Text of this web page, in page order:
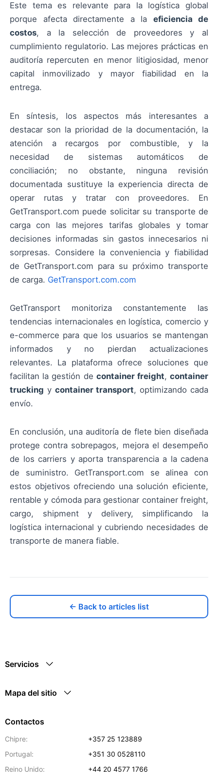
Este tema es relevante para la logística global
porque afecta directamente a la eficiencia de
costos, a la selección de proveedores y al
cumplimiento regulatorio. Las mejores prácticas en
auditoría repercuten en menor litigiosidad, menor
capital inmovilizado y mayor fiabilidad en la
entrega.
En síntesis, los aspectos más interesantes a
destacar son la prioridad de la documentación, la
atención a recargos por combustible, y la
necesidad de sistemas automáticos de
conciliación; no obstante, ninguna revisión
documentada sustituye la experiencia directa de
operar rutas y tratar con proveedores. En
GetTransport.com puede solicitar su transporte de
carga con las mejores tarifas globales y tomar
decisiones informadas sin gastos innecesarios ni
sorpresas. Considere la conveniencia y fiabilidad
de GetTransport.com para su próximo transporte
de carga. GetTransport.com.com
GetTransport monitoriza constantemente las
tendencias internacionales en logística, comercio y
e-commerce para que los usuarios se mantengan
informados y no pierdan actualizaciones
relevantes. La plataforma ofrece soluciones que
facilitan la gestión de container freight,container
trucking y container transport, optimizando cada
envío.
En conclusión, una auditoría de flete bien diseñada
protege contra sobrepagos, mejora el desempeño
de los carriers y aporta transparencia a la cadena
de suministro. GetTransport.com se alinea con
estos objetivos ofreciendo una solución eficiente,
rentable y cómoda para gestionar container freight,
cargo, shipment y delivery, simplificando la
logística internacional y cubriendo necesidades de
transporte de manera fiable.
← Back to articles list
Servicios
Mapa del sitio
Contactos
Chipre:
+357 25 123889
Portugal:
+351 30 0528110
Reino Unido:
+44 20 4577 1766